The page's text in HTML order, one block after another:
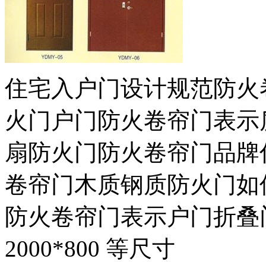
住宅入户门设计规范防
火门户门防火卷帘门表
扇防火门防火卷帘门品
卷帘门木质钢质防火门
防火卷帘门表示户门折
2000*800 等尺寸